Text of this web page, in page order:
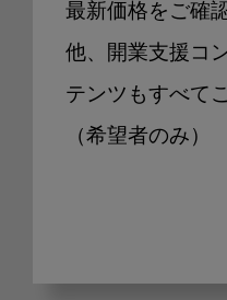
最新価格をご確
他、開業支援コ
テンツもすべて
（希望者のみ）